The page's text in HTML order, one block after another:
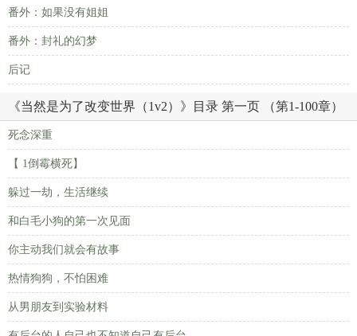
番外：如果没有姐姐
番外：封礼的幻梦
后记
《当然是为了改变世界（1v2）》目录 第一页 （第1-100章）
死念深重
【 1倒霉横死】
躲过一劫，生活继续
和白毛小狗的第一次见面
你主动我们就会有故事
热情狗狗，不怕困难
从男朋友到实验材料